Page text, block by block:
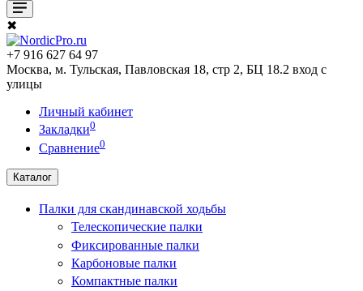
✖
+7 916 627 64 97
Москва, м. Тульская, Павловская 18, стр 2, БЦ 18.2 вход с
улицы
Личный кабинет
Закладки0
Сравнение0
Каталог
Палки для скандинавской ходьбы
Телескопические палки
Фиксированные палки
Карбоновые палки
Компактные палки